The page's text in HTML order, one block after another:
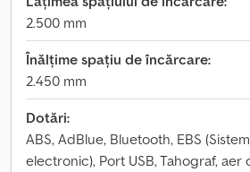
2.500 mm
Înălțime spațiu de încărcare:
2.450 mm
Dotări:
ABS, AdBlue, Bluetooth, EBS
electronic), Port USB, Tahograf,